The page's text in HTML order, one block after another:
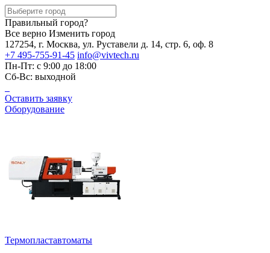
Правильный город?
Все верно Изменить город
127254, г. Москва, ул. Руставели д. 14, стр. 6, оф. 8
+7 495-755-91-45 info@vivtech.ru
Пн-Пт: с 9:00 до 18:00
Сб-Вс: выходной
Оставить заявку
Оборудование
Термопластавтоматы